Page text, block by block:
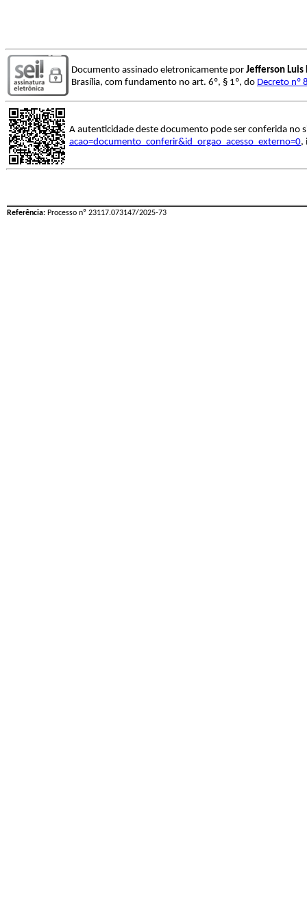
Documento assinado eletronicamente por Jefferson Luis
Brasília, com fundamento no art. 6º, § 1º, do Decreto nº
A autenticidade deste documento pode ser conferida no
acao=documento_conferir&id_orgao_acesso_externo=0,
Referência: Processo nº 23117.073147/2025-73